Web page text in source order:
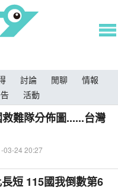
討論 閒聊
情報
活動
難隊分佈圖......台灣
03-24 20:27
短 115國我倒數第6